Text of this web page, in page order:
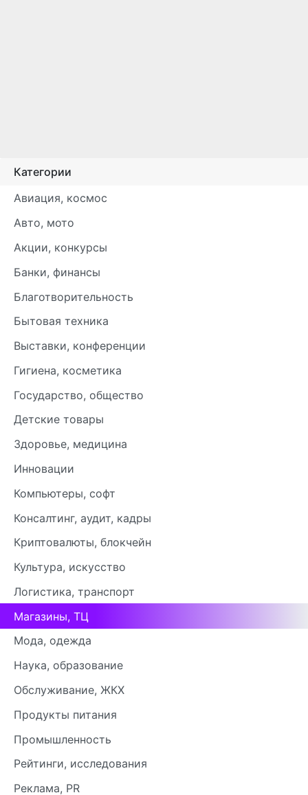
Категории
Авиация, космос
Авто, мото
Акции, конкурсы
Банки, финансы
Благотворительность
Бытовая техника
Выставки, конференции
Гигиена, косметика
Государство, общество
Детские товары
Здоровье, медицина
Инновации
Компьютеры, софт
Консалтинг, аудит, кадры
Криптовалюты, блокчейн
Культура, искусство
Логистика, транспорт
Магазины, ТЦ
Мода, одежда
Наука, образование
Обслуживание, ЖКХ
Продукты питания
Промышленность
Рейтинги, исследования
Реклама, PR